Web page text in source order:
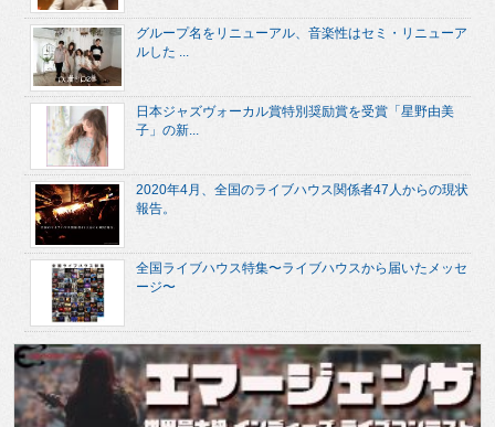
グループ名をリニューアル、音楽性はセミ・リニューア
ルした ...
日本ジャズヴォーカル賞特別奨励賞を受賞「星野由美
子」の新...
2020年4月、全国のライブハウス関係者47人からの現状
報告。
全国ライブハウス特集〜ライブハウスから届いたメッセ
ージ〜